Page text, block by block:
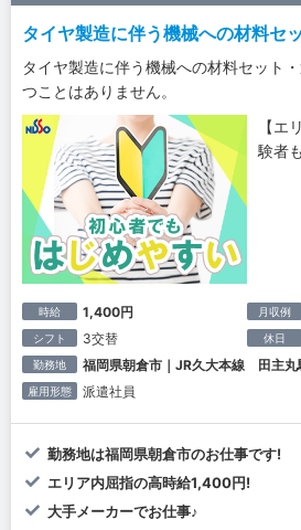
タイヤ製造に伴う機械への材料セ
タイヤ製造に伴う機械への材料セット
つことはありません。
【エ
験者
時給 1,400円 月収例
シフト 3交替 休日
勤務地 福岡県朝倉市｜JR久大本線 田主丸
雇用形態 派遣社員
勤務地は福岡県朝倉市のお仕事です!
エリア内屈指の高時給1,400円!
大手メーカーでお仕事♪